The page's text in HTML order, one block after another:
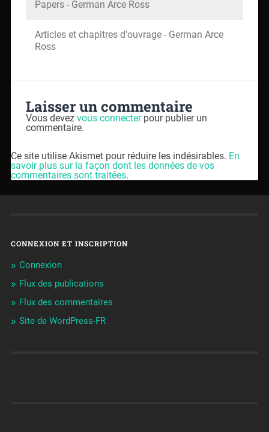
Papers - German Arce Ross
Articles et chapitres d'ouvrage - German Arce
Ross
Laisser un commentaire
Vous devez vous connecterpour publier un
commentaire.
Ce site utilise Akismet pour réduire les indésirables. En
savoir plus sur la façon dont les données de vos
commentaires sont traitées.
CONNEXION ET INSCRIPTION
Connexion
Flux des publications
Flux des commentaires
Site de WordPress-FR